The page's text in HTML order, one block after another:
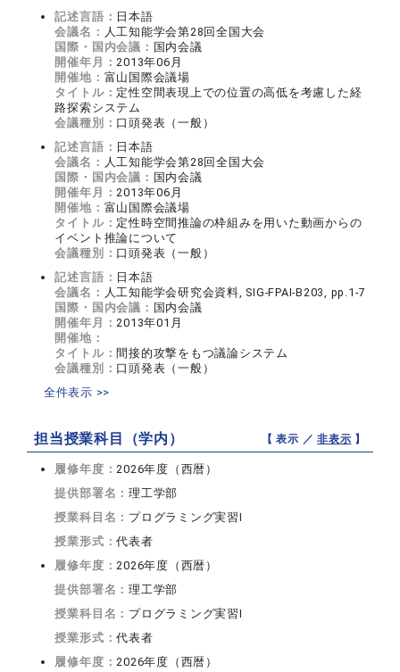
記述言語： 日本語
会議名： 人工知能学会第28回全国大会
国際・国内会議： 国内会議
開催年月： 2013年06月
開催地： 富山国際会議場
タイトル： 定性空間表現上での位置の高低を考慮した経
路探索システム
会議種別： 口頭発表（一般）
記述言語： 日本語
会議名： 人工知能学会第28回全国大会
国際・国内会議： 国内会議
開催年月： 2013年06月
開催地： 富山国際会議場
タイトル： 定性時空間推論の枠組みを用いた動画からの
イベント推論について
会議種別： 口頭発表（一般）
記述言語： 日本語
会議名： 人工知能学会研究会資料, SIG-FPAI-B203, pp.1-7
国際・国内会議： 国内会議
開催年月： 2013年01月
開催地：
タイトル： 間接的攻撃をもつ議論システム
会議種別： 口頭発表（一般）
全件表示 >>
担当授業科目（学内） 【 表示 ／非表示 】
履修年度： 2026年度（西暦）
提供部署名：理工学部
授業科目名： プログラミング実習I
授業形式：代表者
履修年度： 2026年度（西暦）
提供部署名：理工学部
授業科目名： プログラミング実習I
授業形式：代表者
履修年度： 2026年度（西暦）